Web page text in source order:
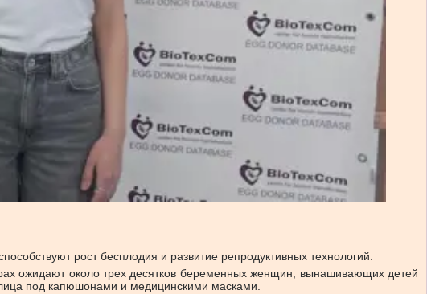
рост бесплодия и развитие репродуктивных технологий.
ожидают около трех десятков беременных женщин, вынашивающих детей
под капюшонами и медицинскими масками.